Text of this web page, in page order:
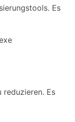
Es
Es